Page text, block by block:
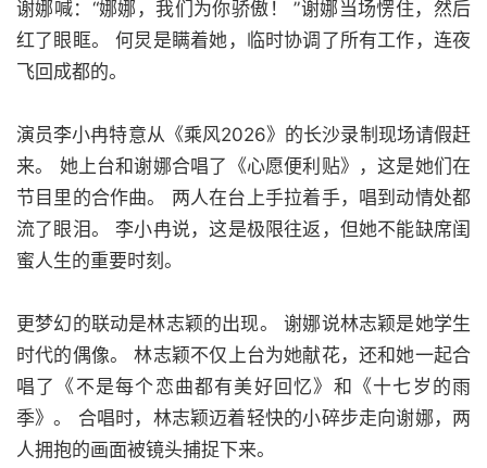
谢娜喊：“娜娜，我们为你骄傲！ ”谢娜当场愣住，然后
红了眼眶。 何炅是瞒着她，临时协调了所有工作，连夜
飞回成都的。
演员李小冉特意从《乘风2026》的长沙录制现场请假赶
来。 她上台和谢娜合唱了《心愿便利贴》，这是她们在
节目里的合作曲。 两人在台上手拉着手，唱到动情处都
流了眼泪。 李小冉说，这是极限往返，但她不能缺席闺
蜜人生的重要时刻。
更梦幻的联动是林志颖的出现。 谢娜说林志颖是她学生
时代的偶像。 林志颖不仅上台为她献花，还和她一起合
唱了《不是每个恋曲都有美好回忆》和《十七岁的雨
季》。 合唱时，林志颖迈着轻快的小碎步走向谢娜，两
人拥抱的画面被镜头捕捉下来。